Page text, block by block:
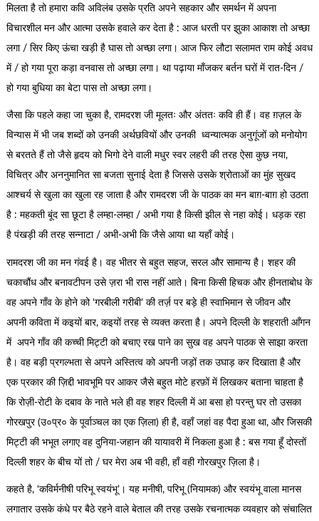
मिलता है तो हमारा कवि अविलंब उसके प्रति अपने सहकार और समर्थन में अपना
विचारशील मन और आत्मा उसके हवाले कर देता है : आज धरती पर झुका आकाश तो अच्छा
लगा / सिर किए ऊंचा खड़ी है घास तो अच्छा लगा। आज फिर लौटा सलामत राम कोई अवध
में / हो गया पूरा कड़ा वनवास तो अच्छा लगा। था पढ़ाया माँजकर बर्तन घरों में रात-दिन /
हो गया बुधिया का बेटा पास तो अच्छा लगा।
जैसा कि पहले कहा जा चुका है, रामदरश जी मूलतः और अंततः कवि ही हैं। वह ग़ज़ल के
विन्यास में भी जब शब्दों को उनकी अर्थछवियों और उनकी ध्वन्यात्मक अनुगूंजों को मनोयोग
से बरतते हैं तो जैसे हृदय को भिगो देने वाली मधुर स्वर लहरी की तरह ऐसा कुछ नया,
विचित्र और अननुमानित सा बजता सुनाई देता है जिससे उसके श्रोताओं का मुंह सुखद
आश्चर्य से खुला का खुला रह जाता है और रामदरश जी के पाठक का मन बाग़-बाग़ हो उठता
है : महकती बूंद सा छूटा है लम्हा-लम्हा / अभी गया है किसी झील से नहा कोई। धड़क रहा
है पंखड़ी की तरह सन्नाटा / अभी-अभी कि जैसे आया था यहाँ कोई।
रामदरश जी का मन गंवई है। वह भीतर से बहुत सहज, सरल और सामान्य है। शहर की
चकाचौंध और बनावटीपन उसे ज़रा भी रास नहीं आते। बिना किसी हिचक और हीनताबोध के
वह अपने गाँव के होने को ‘गरबीली गरीबी’ की तर्ज़ पर बड़े ही स्वाभिमान से जीवन और
अपनी कविता में कइयों बार, कइयों तरह से व्यक्त करता है। अपने दिल्ली के शहराती आँगन
में अपने गाँव की कच्ची मिट्टी को बचाए रख पाने का सुख वह अपने पाठक से साझा करता
है। वह बड़ी प्रगल्भता से अपने अस्तित्व को अपनी जड़ों तक उघाड़ कर दिखाता है और
एक प्रकार की ज़िद्दी भावभूमि पर आकर जैसे बहुत मोटे हरफ़ों में लिखकर बताना चाहता है
कि रोज़ी-रोटी के दबाव के नाते भले ही वह शहर दिल्ली में आ बसा हो परन्तु घर तो उसका
गोरखपुर (उ०प्र० के पूर्वाञ्चल का एक ज़िला) ही है, वहाँ जहां वह पैदा हुआ था, और जिसकी
मिट्टी की भभूत लगाए वह दुनिया-जहान की यायावरी में निकला हुआ है : बस गया हूँ दोस्तों
दिल्ली शहर के बीच यों तो / घर मेरा अब भी वही, हाँ वही गोरखपुर ज़िला है।
कहते है, ‘कविर्मनीषी परिभू स्वयंभू’। यह मनीषी, परिभू (नियामक) और स्वयंभू वाला मानस
लगातार उसके कंधे पर बैठे रहने वाले बेताल की तरह उसके रचनात्मक व्यवहार को संचालित